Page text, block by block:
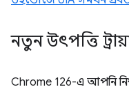
নতুন উৎপত্তি
Chrome 126-এ আপনি